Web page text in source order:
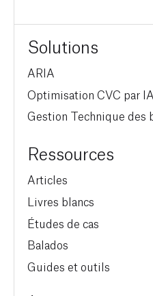
Solutions
ARIA
Optimisation CVC par IA
Gestion Technique des
Ressources
Articles
Livres blancs
Études de cas
Balados
Guides et outils